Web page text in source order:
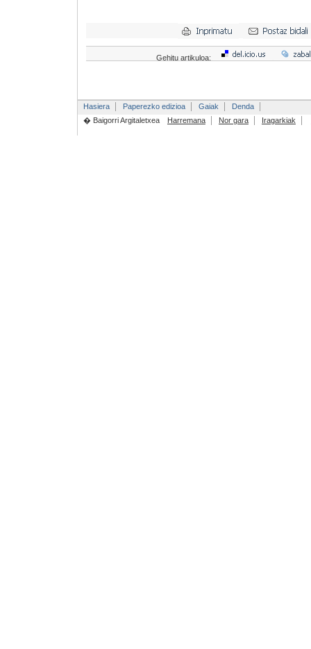
Gehitu artikuloa:
Hasiera Paperezko edizioa Gaiak
Denda
� Baigorri Argitaletxea
Harremana Nor gara Iragarkiak